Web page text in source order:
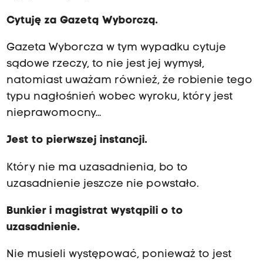
Cytuję za Gazetą Wyborczą.
Gazeta Wyborcza w tym wypadku cytuje
sądowe rzeczy, to nie jest jej wymysł,
natomiast uważam również, że robienie tego
typu nagłośnień wobec wyroku, który jest
nieprawomocny…
Jest to pierwszej instancji.
Który nie ma uzasadnienia, bo to
uzasadnienie jeszcze nie powstało.
Bunkier i magistrat wystąpili o to
uzasadnienie.
Nie musieli występować, ponieważ to jest